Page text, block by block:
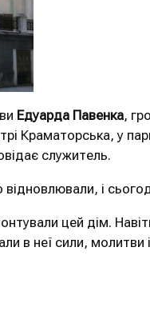
Едуарда Павенка,
Краматорська, у
служитель.
і
цей дім.
в неї сили, молитви